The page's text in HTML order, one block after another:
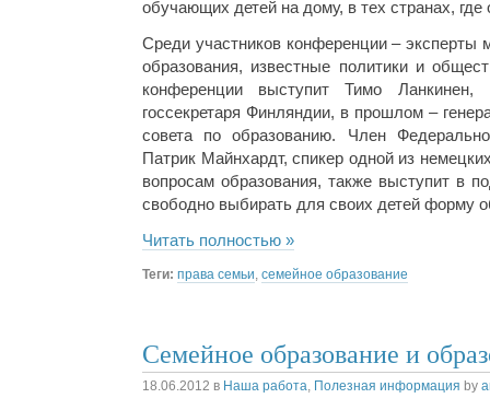
обучающих детей на дому, в тех странах,
Среди участников конференции – эксперты
образования, известные политики и
конференции выступит Тимо Ланкинен,
госсекретаря Финляндии, в прошлом –
совета по образованию. Член
Патрик Майнхардт, спикер одной из
вопросам образования, также выступит в
свободно выбирать для своих детей форму
Читать полностью »
Теги: права семьи, семейное образование
Семейное образование и
18.06.2012 в Наша работа, Полезная информация by